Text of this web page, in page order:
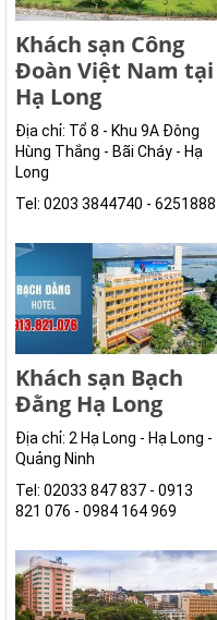
Khách sạn Công
Đoàn Việt Nam tại
Hạ Long
Địa chỉ: Tổ 8 - Khu 9A Đông
Hùng Thắng - Bãi Cháy - Hạ
Long
Tel: 0203 3844740 - 6251888
Khách sạn Bạch
Đằng Hạ Long
Địa chỉ: 2 Hạ Long - Hạ Long -
Quảng Ninh
Tel: 02033 847 837 - 0913
821 076 - 0984 164 969